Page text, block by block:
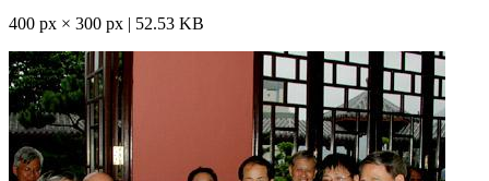
400 px × 300 px | 52.53 KB